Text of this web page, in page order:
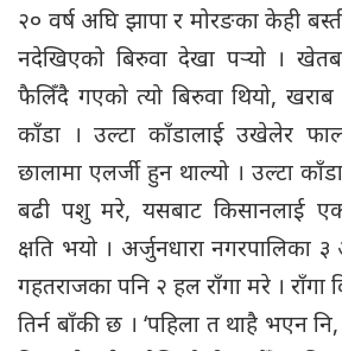
२० वर्ष अघि झापा र मोरङका केही
नदेखिएको बिरुवा देखा पर्‍यो ।
फैलिँदै गएको त्यो बिरुवा थियो, खराब
काँडा । उल्टा काँडालाई उखेलेर
छालामा एलर्जी हुन थाल्यो । उल्टा
बढी पशु मरे, यसबाट किसानलाई
क्षति भयो । अर्जुनधारा नगरपालिका
गहतराजका पनि २ हल राँगा मरे ।
तिर्न बाँकी छ । ‘पहिला त थाहै भएन